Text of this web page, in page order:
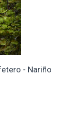
- Nariño